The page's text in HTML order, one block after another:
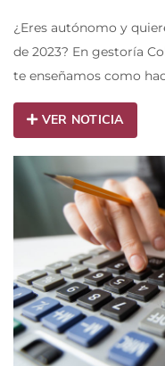
¿Eres autónomo y
de 2023? En gestoría
te enseñamos como
VER NOTICIA